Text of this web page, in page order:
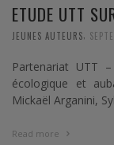
ETUDE UTT
JEUNES AUTEURS
Partenariat UTT
écologique et
Mickaël Arganini,
Read more